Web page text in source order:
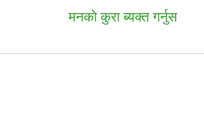
मनकाे कुरा ब्यक्त गर्नुस